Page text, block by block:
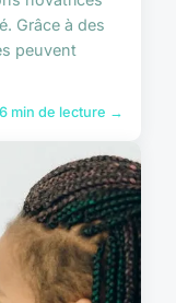
Grâce à des
peuvent
6 min de lecture →